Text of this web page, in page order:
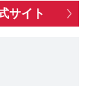
サイト